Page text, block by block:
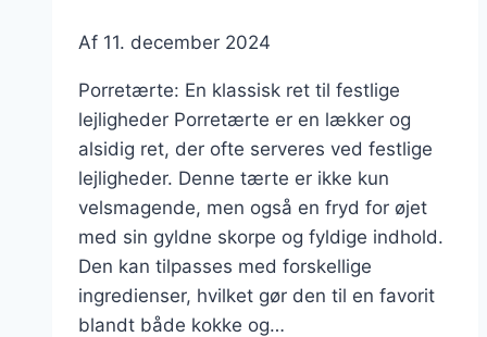
Af 11. december 2024
Porretærte: En klassisk ret til festlige
lejligheder Porretærte er en lækker og
alsidig ret, der ofte serveres ved festlige
lejligheder. Denne tærte er ikke kun
velsmagende, men også en fryd for øjet
med sin gyldne skorpe og fyldige indhold.
Den kan tilpasses med forskellige
ingredienser, hvilket gør den til en favorit
blandt både kokke og…